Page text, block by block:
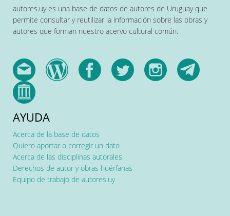
autores.uy es una base de datos de autores de Uruguay que
permite consultar y reutilizar la información sobre las obras y
autores que forman nuestro acervo cultural común.
AYUDA
Acerca de la base de datos
Quiero aportar o corregir un dato
Acerca de las disciplinas autorales
Derechos de autor y obras huérfanas
Equipo de trabajo de autores.uy